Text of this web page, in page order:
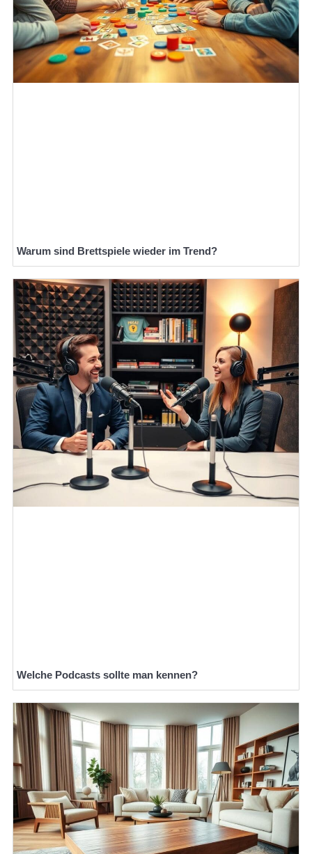
Warum sind Brettspiele wieder im Trend?
Welche Podcasts sollte man kennen?